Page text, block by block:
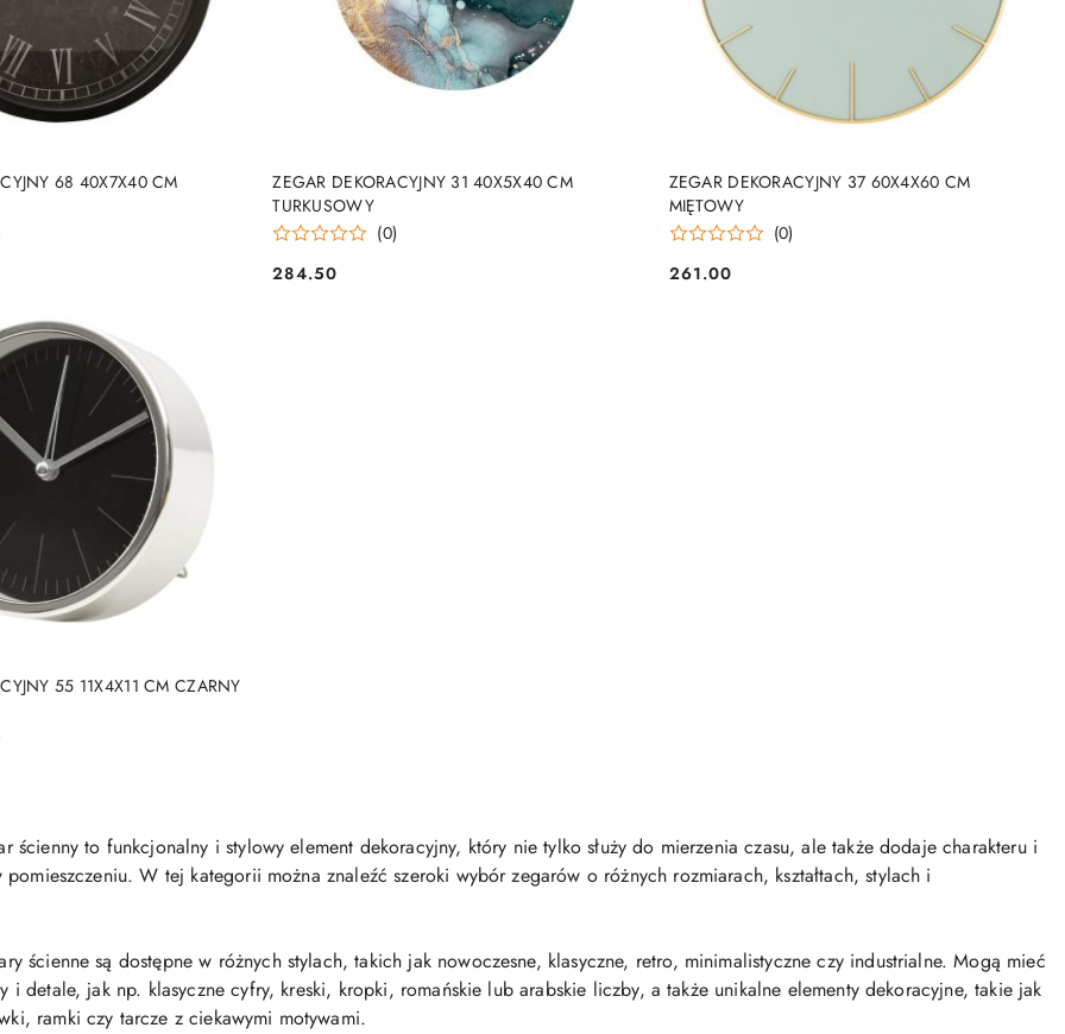
68 40X7X40 CM
DO KOSZYKA
ZEGAR DEKORACYJNY 31 40X5X40 CM
TURKUSOWY
(0)
Cena:
284.50
ZEGAR DEKORACYJNY 37 60X4X60 CM
MIĘTOWY
(0)
Cena:
261.00
55 11X4X11 CM CZARNY
ścienny to funkcjonalny i stylowy element dekoracyjny, który nie tylko służy do mierzenia czasu, ale także dodaje charakteru i
pomieszczeniu. W tej kategorii można znaleźć szeroki wybór zegarów o różnych rozmiarach, kształtach, stylach i
ścienne są dostępne w różnych stylach, takich jak nowoczesne, klasyczne, retro, minimalistyczne czy industrialne. Mogą mieć
i detale, jak np. klasyczne cyfry, kreski, kropki, romańskie lub arabskie liczby, a także unikalne elementy dekoracyjne, takie jak
ramki czy tarcze z ciekawymi motywami.